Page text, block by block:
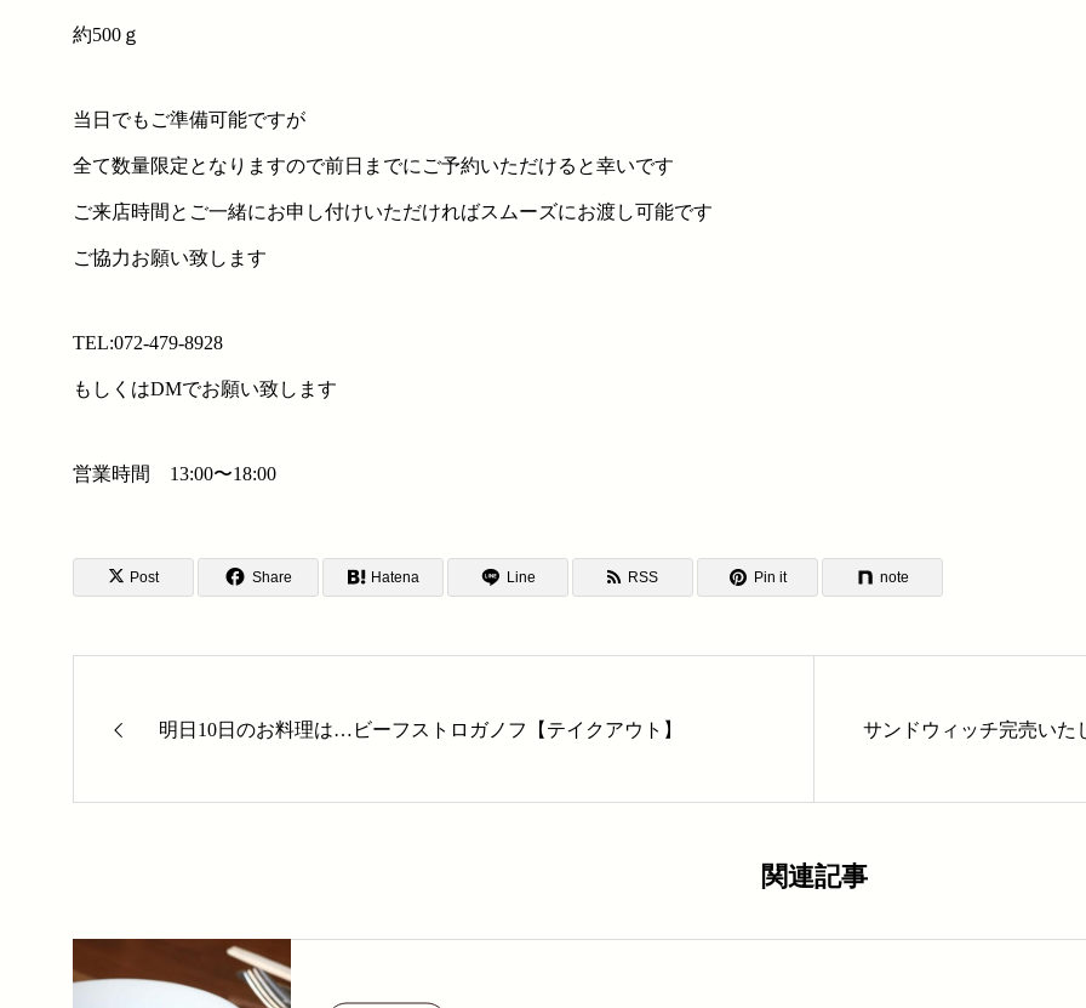
約500ｇ
当日でもご準備可能ですが
全て数量限定となりますので前日までにご予約いただけると幸いです
ご来店時間とご一緒にお申し付けいただければスムーズにお渡し可能です
ご協力お願い致します
TEL:072-479-8928
もしくはDMでお願い致します
営業時間 13:00〜18:00
Post Share Hatena Line RSS Pin it note
明日10日のお料理は…ビーフストロガノフ【テイクアウト】 サンドウィッチ完売いた
関連記事